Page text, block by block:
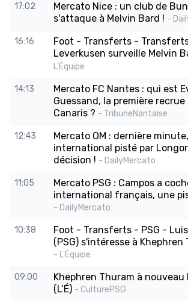
17:02
Mercato Nice : un club de
s'attaque à Melvin Bard ! -
16:16
Foot - Transferts -
Leverkusen surveille Melvin
L'Équipe
14:13
Mercato FC Nantes : qui est
Guessand, la première
Canaris ? - TribuneNantaise
12:43
Mercato OM : dernière
international pisté par
décision ! - DailyMercato
11:05
Mercato PSG : Campos a
international français, une
- DailyMercato
10:38
Foot - Transferts - PSG -
(PSG) s'intéresse à Khephren
- L'Équipe
09:00
Khephren Thuram à nouveau
(L’É) - CulturePSG